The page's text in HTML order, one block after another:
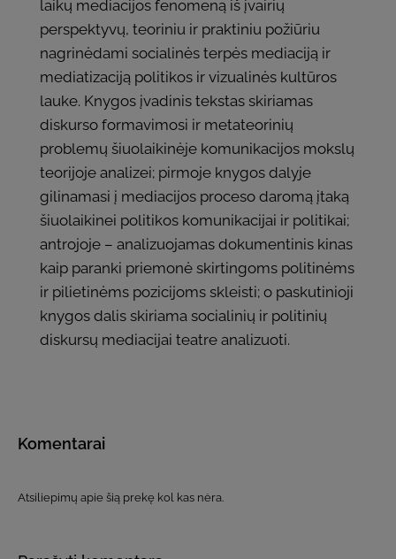
laikų mediacijos fenomeną iš įvairių
perspektyvų, teoriniu ir praktiniu požiūriu
nagrinėdami socialinės terpės mediaciją ir
mediatizaciją politikos ir vizualinės kultūros
lauke. Knygos įvadinis tekstas skiriamas
diskurso formavimosi ir metateorinių
problemų šiuolaikinėje komunikacijos mokslų
teorijoje analizei; pirmoje knygos dalyje
gilinamasi į mediacijos proceso daromą įtaką
šiuolaikinei politikos komunikacijai ir politikai;
antrojoje – analizuojamas dokumentinis kinas
kaip paranki priemonė skirtingoms politinėms
ir pilietinėms pozicijoms skleisti; o paskutinioji
knygos dalis skiriama socialinių ir politinių
diskursų mediacijai teatre analizuoti.
Komentarai
Atsiliepimų apie šią prekę kol kas nėra.